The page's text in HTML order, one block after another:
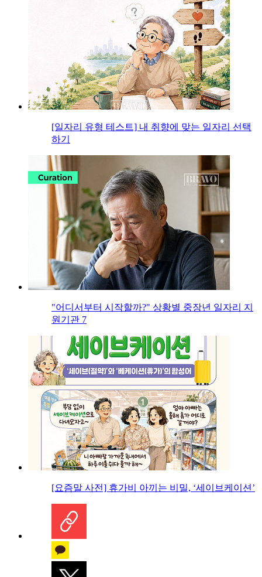
[일자리 유형 테스트] 내 취향에 맞는 일자리 선택
하기
"어디서부터 시작할까?" 상황별 중장년 일자리 지
원기관 7
[요즘말 사전] 휴가비 아끼는 비밀, ‘세이브케이션’